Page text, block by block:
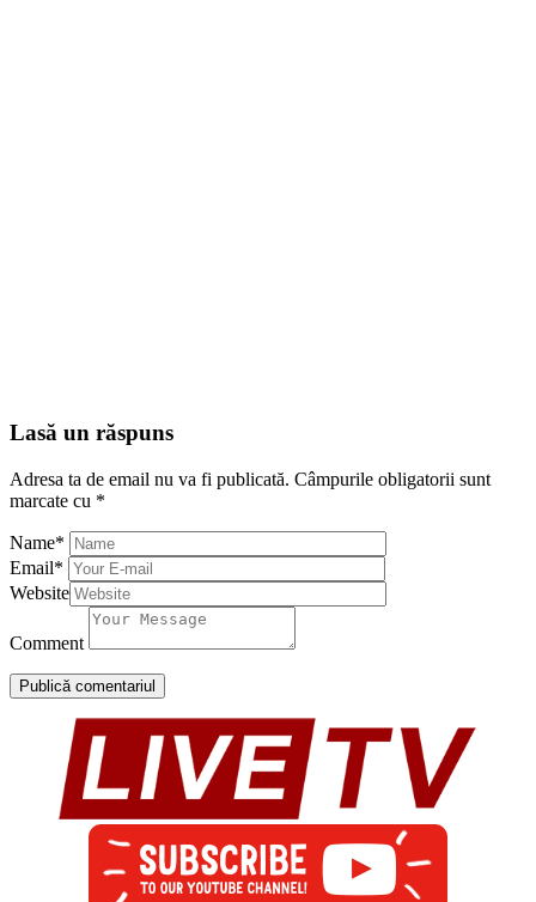
Lasă un răspuns
Adresa ta de email nu va fi publicată. Câmpurile obligatorii sunt
marcate cu *
Name*
Email*
Website
Comment